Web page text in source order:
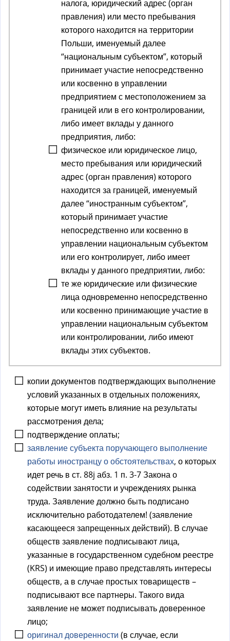
налога, юридический адрес (орган
правления) или место пребывания
которого находится на территории
Польши, именуемый далее
“национальным субъектом”, который
принимает участие непосредственно
или косвенно в управлении
предприятием с местоположением за
границей или в его контролировании,
либо имеет вклады у данного
предприятия, либо:
физическое или юридическое лицо,
место пребывания или юридический
адрес (орган правления) которого
находится за границей, именуемый
далее “иностранным субъектом”,
который принимает участие
непосредственно или косвенно в
управлении национальным субъектом
или его контролирует, либо имеет
вклады у данного предприятии, либо:
те же юридические или физические
лица одновременно непосредственно
или косвенно принимающие участие в
управлении национальным субъектом
или контролировании, либо имеют
вклады этих субъектов.
копии документов подтверждающих выполнение
условий указанных в отдельных положениях,
которые могут иметь влияние на результаты
рассмотрения дела;
подтверждение оплаты;
заявление субъекта поручающего выполнение
работы иностранцу о обстоятельствах, о которых
идет речь в ст. 88j абз. 1 п. 3-7 Закона о
содействии занятости и учреждениях рынка
труда. Заявление должно быть подписано
исключительно работодателем! (заявление
касающееся запрещенных действий). В случае
обществ заявление подписывают лица,
указанные в государственном судебном реестре
(KRS) и имеющие право представлять интересы
обществ, а в случае простых товариществ –
подписывают все партнеры. Такого вида
заявление не может подписывать доверенное
лицо;
оригинал доверенности (в случае, если